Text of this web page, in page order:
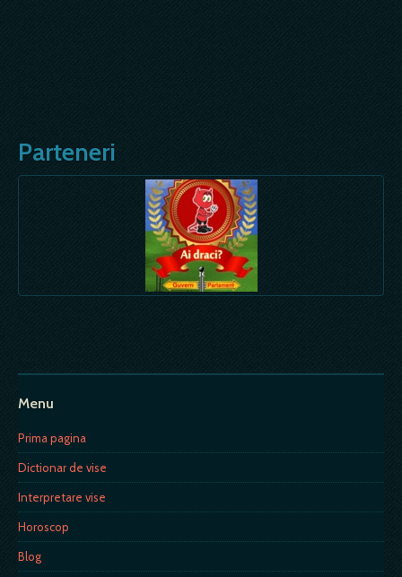
Parteneri
Menu
Prima pagina
Dictionar de vise
Interpretare vise
Horoscop
Blog